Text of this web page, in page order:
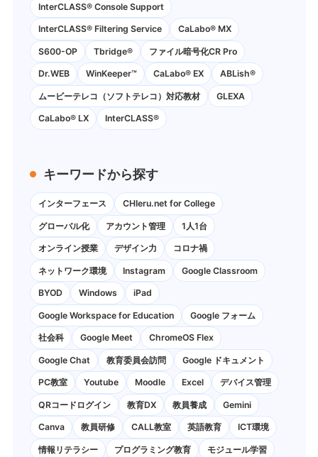
InterCLASS®︎ Console Support
InterCLASS®︎ Filtering Service CaLabo® MX
S600-OP Tbridge® ファイル暗号化CR Pro
Dr.WEB WinKeeper™ CaLabo® EX ABLish®
ムービーテレコ（ソフトテレコ）対応教材 GLEXA
CaLabo® LX InterCLASS®
キーワードから探す
インターフェース CHIeru.net for College
グローバル化 アカウント管理 1人1台
オンライン授業 デザイン力 コロナ禍
ネットワーク環境 Instagram Google Classroom
BYOD Windows iPad
Google Workspace for Education Google フォーム
社会科 Google Meet ChromeOS Flex
Google Chat 教育委員会訪問 Google ドキュメント
PC教室 Youtube Moodle Excel デバイス管理
QRコードログイン 教育DX 教員養成 Gemini
Canva 教員研修 CALL教室 英語教育 ICT環境
情報リテラシー プログラミング教育 モジュール学習